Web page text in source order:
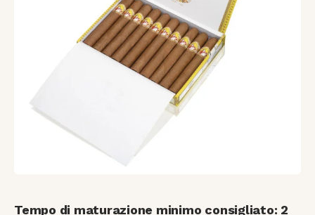
Tempo di maturazione minimo consigliato: 2